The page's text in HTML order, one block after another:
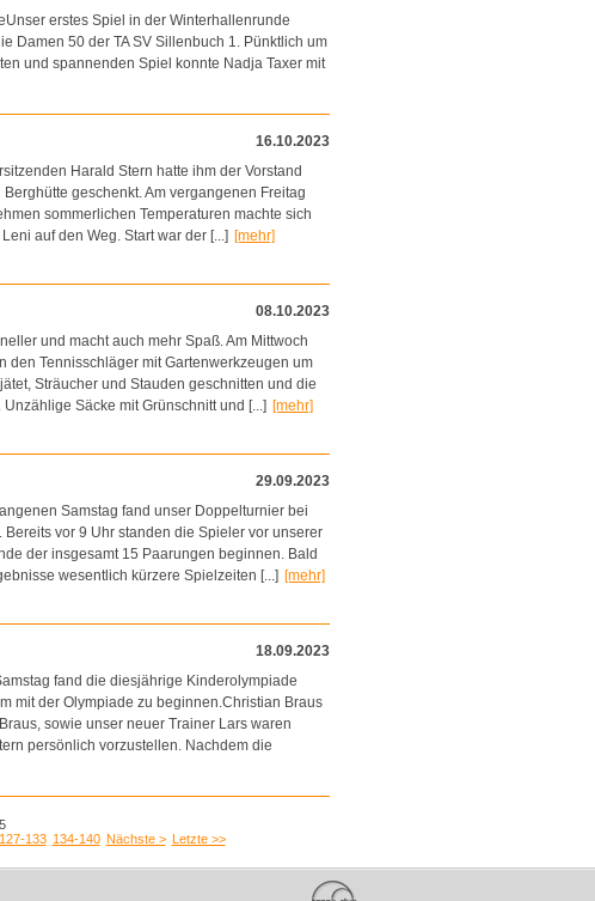
erstes Spiel in der Winterhallenrunde
Damen 50 der TA SV Sillenbuch 1. Pünktlich um
und spannenden Spiel konnte Nadja Taxer mit
16.10.2023
Harald Stern hatte ihm der Vorstand
geschenkt. Am vergangenen Freitag
sommerlichen Temperaturen machte sich
auf den Weg. Start war der [...] [mehr]
08.10.2023
und macht auch mehr Spaß. Am Mittwoch
den Tennisschläger mit Gartenwerkzeugen um
Sträucher und Stauden geschnitten und die
Säcke mit Grünschnitt und [...] [mehr]
29.09.2023
Samstag fand unser Doppelturnier bei
vor 9 Uhr standen die Spieler vor unserer
der insgesamt 15 Paarungen beginnen. Bald
wesentlich kürzere Spielzeiten [...] [mehr]
18.09.2023
fand die diesjährige Kinderolympiade
mit der Olympiade zu beginnen.Christian Braus
sowie unser neuer Trainer Lars waren
persönlich vorzustellen. Nachdem die
127-133 134-140 Nächste > Letzte >>